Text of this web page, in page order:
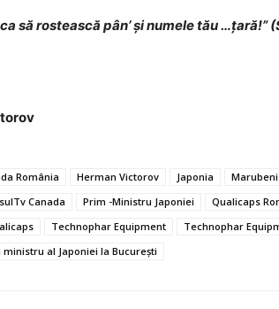
să rostească pân’ și numele tău …țară!”
România Herman Victorov Japonia Marubeni
Canada Prim -Ministru Japoniei Qualicaps
Technophar Equipment
Technophar
al Japoniei la București